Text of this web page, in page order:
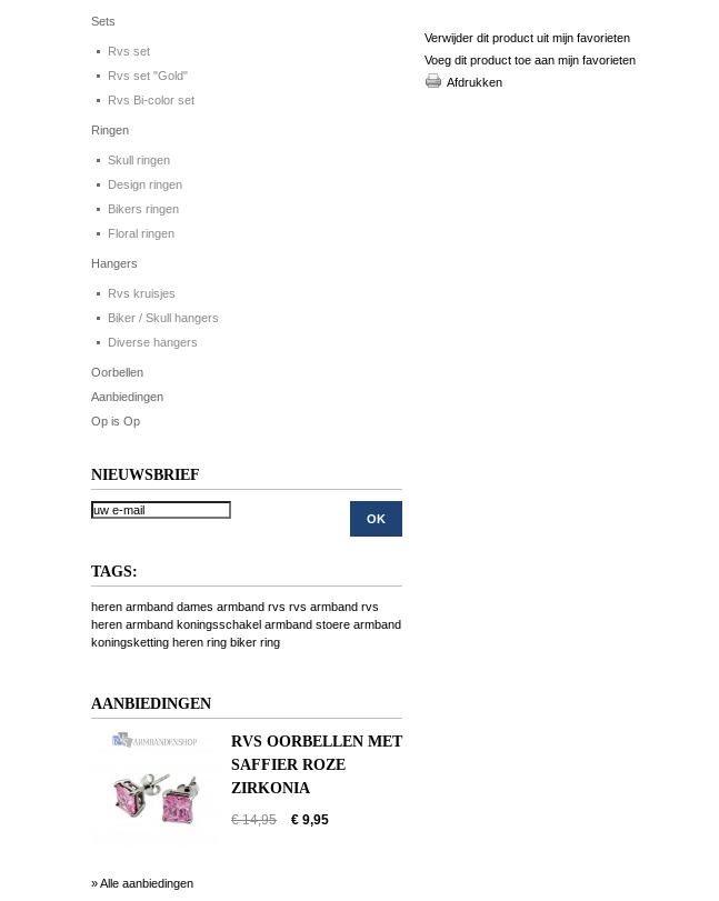
Sets
Rvs set
Rvs set "Gold"
Rvs Bi-color set
Ringen
Skull ringen
Design ringen
Bikers ringen
Floral ringen
Hangers
Rvs kruisjes
Biker / Skull hangers
Diverse hangers
Oorbellen
Aanbiedingen
Op is Op
NIEUWSBRIEF
TAGS:
heren armband dames armband rvs rvs armband rvs
heren armband koningsschakel armband stoere armband
koningsketting heren ring biker ring
AANBIEDINGEN
RVS OORBELLEN MET
SAFFIER ROZE
ZIRKONIA
€ 14,95 € 9,95
» Alle aanbiedingen
Verwijder dit product uit mijn favorieten
Voeg dit product toe aan mijn favorieten
Afdrukken